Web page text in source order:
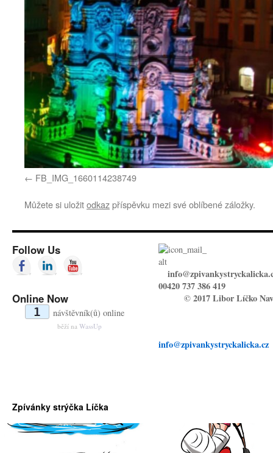
FB_IMG_1660114238749
Můžete si uložitodkazpříspěvku mezi své oblíbené záložky.
Follow Us
Online Now
1 návštěvník(ů) online
běží na WassUp
00420 737 386 419
© 2017 Libor Líčko
info@zpivankystryckalicka.cz
Zpívánky strýčka Líčka